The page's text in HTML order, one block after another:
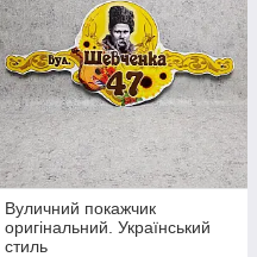
Вуличний покажчик
оригінальний. Український
стиль